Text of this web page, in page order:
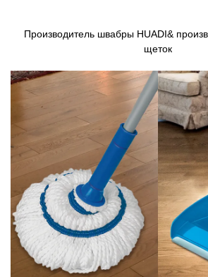
Производитель швабры HUADI&
щеток